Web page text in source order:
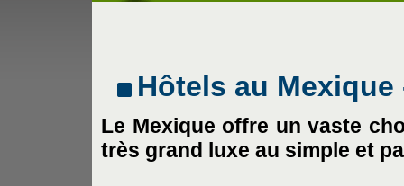
Hôtels au Mexique
Le Mexique offre un vaste
très grand luxe au simple et